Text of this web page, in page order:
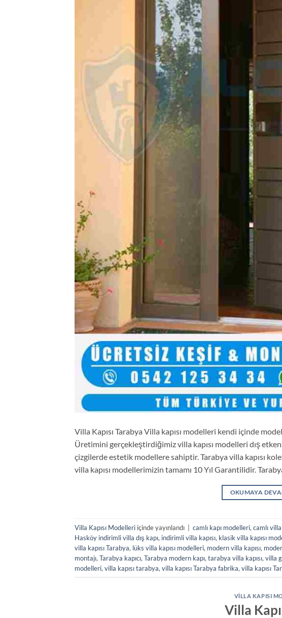
Villa Kapısı Tarabya Villa kapısı modelleri kendi içinde
Üretimini gerçekleştirdiğimiz villa kapısı modelleri dış
çizgilerde estetik modellere sahiptir. Tarabya villa kapısı
villa kapısı modellerimizin tamamı 10 Yıl Garantilidir.
OKUMAYA
Villa Kapısı Modelleri içinde yayınlandı camlı kapı modelleri, camlı villa
Hasköy indirimli villa dış kapı, indirimli villa kapısı, klasik villa kapısı
villa kapısı Tarabya, lüks villa kapısı modelleri, modern villa kapısı,
montajı, Tarabya kapıcı, Tarabya modern kapı, tarabya villa kapısı, villa
modelleri, villa kapısı tarabya, villa kapısı Tarabya fabrika, villa kapısı
VILLA KAPISI
Villa